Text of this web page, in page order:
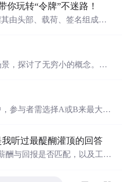
你玩转“令牌”不迷路！
由头部、载荷、签名组成，
、使用JWT和postman测
存储等安全策略。
，探讨了无穷小的概念。文
无限与有限之间的
参与者需选择A或B来最大化
听过最醍醐灌顶的回答
酬与回报是否匹配，以及工作